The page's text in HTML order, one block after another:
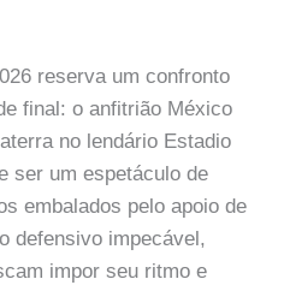
reserva um confronto
final: o anfitrião México
no lendário Estadio
ser um espetáculo de
embalados pelo apoio de
defensivo impecável,
impor seu ritmo e